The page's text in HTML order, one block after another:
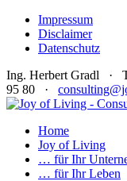
Impressum
Disclaimer
Datenschutz
Ing. Herbert Gradl ·
95 80 ·
Home
Joy of Living
… für Ihr
… für Ihr Leben